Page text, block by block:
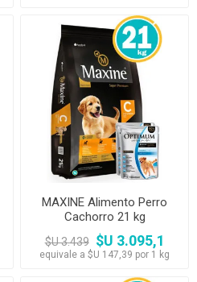
MAXINE Alimento Perro
Cachorro 21 kg
$U 3.439 $U 3.095,1
equivale a $U 147,39 por 1 kg